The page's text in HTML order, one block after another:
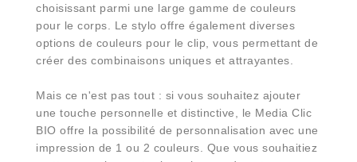
choisissant parmi une large gamme de couleurs
pour le corps. Le stylo offre également diverses
options de couleurs pour le clip, vous permettant de
créer des combinaisons uniques et attrayantes.
Mais ce n'est pas tout : si vous souhaitez ajouter
une touche personnelle et distinctive, le Media Clic
BIO offre la possibilité de personnalisation avec une
impression de 1 ou 2 couleurs. Que vous souhaitiez